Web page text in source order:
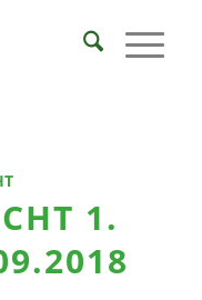
1.